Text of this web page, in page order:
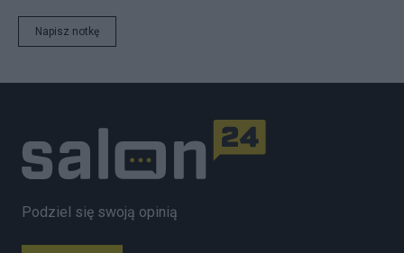
Napisz notkę
Podziel się swoją opinią